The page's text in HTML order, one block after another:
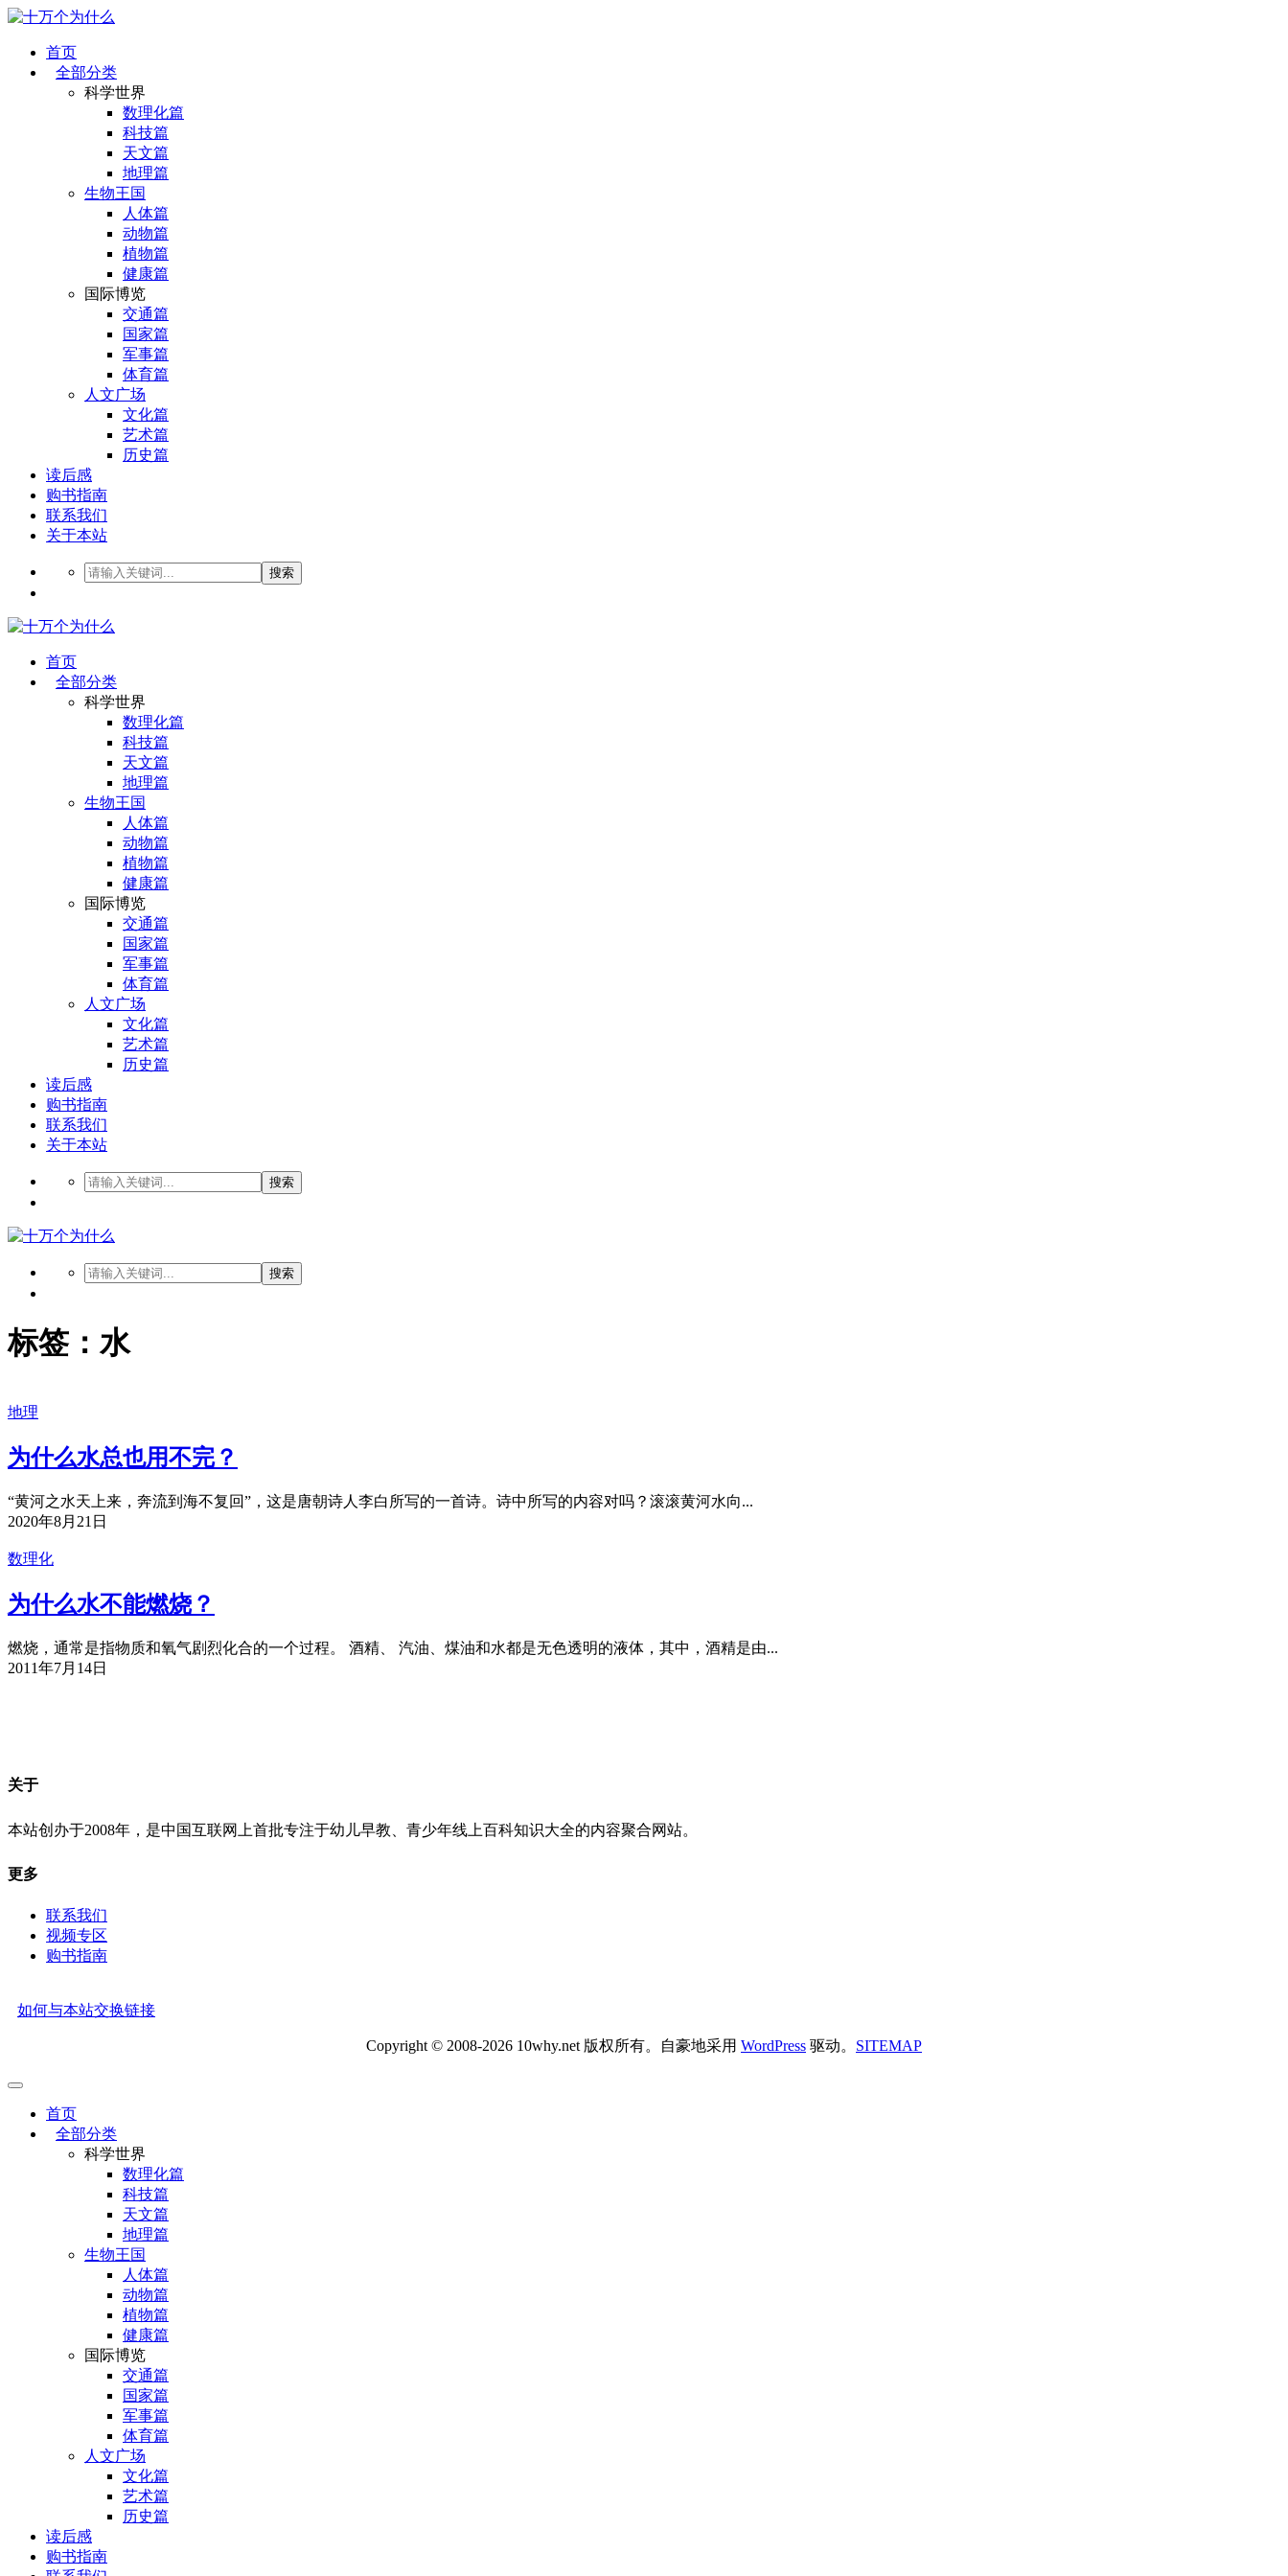
首页
全部分类
科学世界
数理化篇
科技篇
天文篇
地理篇
生物王国
人体篇
动物篇
植物篇
健康篇
国际博览
交通篇
国家篇
军事篇
体育篇
人文广场
文化篇
艺术篇
历史篇
读后感
购书指南
联系我们
关于本站
搜索
首页
全部分类
科学世界
数理化篇
科技篇
天文篇
地理篇
生物王国
人体篇
动物篇
植物篇
健康篇
国际博览
交通篇
国家篇
军事篇
体育篇
人文广场
文化篇
艺术篇
历史篇
读后感
购书指南
联系我们
关于本站
搜索
搜索
标签：水
地理
为什么水总也用不完？
“黄河之水天上来，奔流到海不复回”，这是唐朝诗人李白所写的一首诗。诗中所写的内容对吗？滚滚黄河水向...
2020年8月21日
数理化
为什么水不能燃烧？
燃烧，通常是指物质和氧气剧烈化合的一个过程。 酒精、 汽油、煤油和水都是无色透明的液体，其中，酒精是由...
2011年7月14日
关于
本站创办于2008年，是中国互联网上首批专注于幼儿早教、青少年线上百科知识大全的内容聚合网站。
更多
联系我们
视频专区
购书指南
如何与本站交换链接
Copyright © 2008-2026 10why.net 版权所有。自豪地采用 WordPress 驱动。 SITEMAP
首页
全部分类
科学世界
数理化篇
科技篇
天文篇
地理篇
生物王国
人体篇
动物篇
植物篇
健康篇
国际博览
交通篇
国家篇
军事篇
体育篇
人文广场
文化篇
艺术篇
历史篇
读后感
购书指南